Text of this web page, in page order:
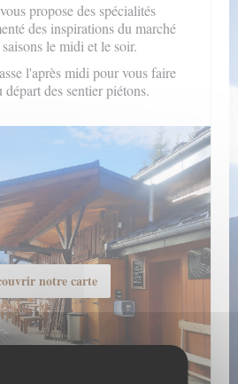
propose des spécialités
des inspirations du marché
le midi et le soir.
l'après midi pour vous faire
départ des sentier piétons.
notre carte